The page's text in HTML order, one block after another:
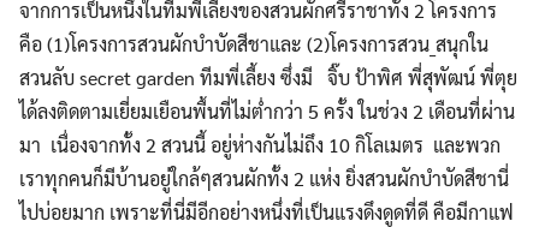
จากการเป็นหนึ่งในทีมพี่เลี้ยงของสวนผักศรีราชาทั้ง 2 โครงการ
คือ (1)โครงการสวนผักบำบัดสีชาและ (2)โครงการสวน_สนุกใน
สวนลับ​ secret​ garden ทีมพี่เลี้ยง ซึ่งมี จิ๊บ ป้าพิศ พี่สุพัฒน์​ พี่ตุย
ได้ลงติดตามเยี่ยมเยือนพื้นที่ไม่ต่ำกว่า 5 ครั้ง ในช่วง 2 เดือนที่ผ่าน
มา เนื่องจากทั้ง 2 สวนนี้ อยู่ห่างกันไม่ถึง 10 กิโลเมตร และพวก
เราทุกคนก็มีบ้านอยู่ใกล้ๆสวนผักทั้ง 2 แห่ง ยิ่งสวนผักบำบัดสีชานี่
ไปบ่อยมาก เพราะที่นี่มีอีกอย่างหนึ่งที่เป็นแรงดึงดูดที่ดี คือมีกาแฟ